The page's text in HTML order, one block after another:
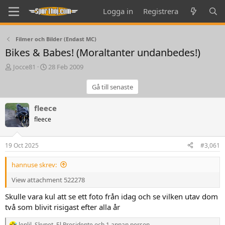
Logga in Registrera
Filmer och Bilder (Endast MC)
Bikes & Babes! (Moraltanter undanbedes!)
T
a
d
s
t
a
r
t
e
Jocce81
S
d
a
e
28 Feb 2009
Gå till senaste
fleece
fleece
19 Oct 2025 #3,061
hannuse skrev:
View attachment 522278
Skulle vara kul att se ett foto från idag och se vilken utav dom
två som blivit risigast efter alla år